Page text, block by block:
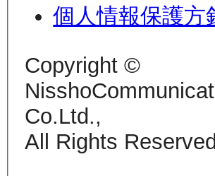
個人情報保護方
Copyright ©
Co.Ltd.,
All Rights